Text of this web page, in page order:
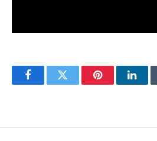
FacebookTwitter Pinterest